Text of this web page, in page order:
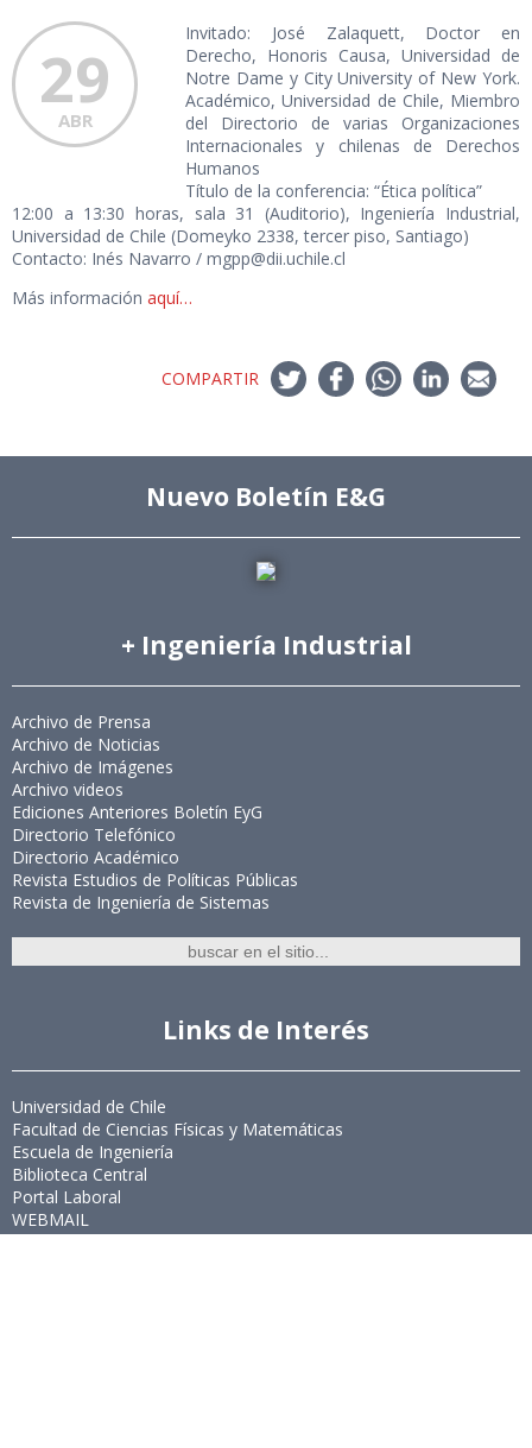
29
ABR
Invitado: José Zalaquett, Doctor en
Derecho, Honoris Causa, Universidad de
Notre Dame y City University of New York.
Académico, Universidad de Chile, Miembro
del Directorio de varias Organizaciones
Internacionales y chilenas de Derechos
Humanos
Título de la conferencia: “Ética política”
12:00 a 13:30 horas, sala 31 (Auditorio), Ingeniería Industrial,
Universidad de Chile (Domeyko 2338, tercer piso, Santiago)
Contacto: Inés Navarro / mgpp@dii.uchile.cl
Más información aquí…
COMPARTIR
Nuevo Boletín E&G
+ Ingeniería Industrial
Archivo de Prensa
Archivo de Noticias
Archivo de Imágenes
Archivo videos
Ediciones Anteriores Boletín EyG
Directorio Telefónico
Directorio Académico
Revista Estudios de Políticas Públicas
Revista de Ingeniería de Sistemas
Links de Interés
Universidad de Chile
Facultad de Ciencias Físicas y Matemáticas
Escuela de Ingeniería
Biblioteca Central
Portal Laboral
WEBMAIL